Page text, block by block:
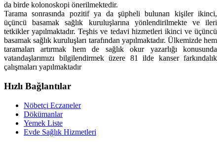
da birde kolonoskopi önerilmektedir.
Tarama sonrasında pozitif ya da şüpheli bulunan kişiler ikinci,
üçüncü basamak sağlık kuruluşlarına yönlendirilmekte ve ileri
tetkikler yapılmaktadır. Teşhis ve tedavi hizmetleri ikinci ve üçüncü
basamak sağlık kuruluşları tarafından yapılmaktadır. Ülkemizde hem
taramaları artırmak hem de sağlık okur yazarlığı konusunda
vatandaşlarımızı bilgilendirmek üzere 81 ilde kanser farkındalık
çalışmaları yapılmaktadır
Hızlı Bağlantılar
Nöbetçi Eczaneler
Dökümanlar
Yemek Liste
Evde Sağlık Hizmetleri